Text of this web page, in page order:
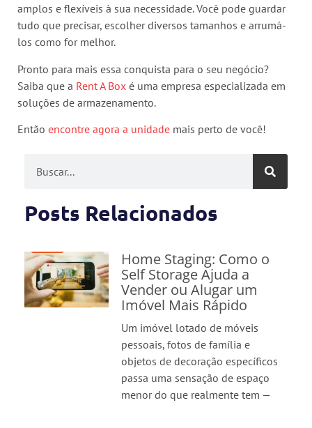
amplos e flexíveis à sua necessidade. Você pode guardar
tudo que precisar, escolher diversos tamanhos e arrumá-
los como for melhor.
Pronto para mais essa conquista para o seu negócio?
Saiba que a Rent A Box é uma empresa especializada em
soluções de armazenamento.
Então encontre agora a unidade mais perto de você!
Posts Relacionados
Home Staging: Como o
Self Storage Ajuda a
Vender ou Alugar um
Imóvel Mais Rápido
Um imóvel lotado de móveis
pessoais, fotos de família e
objetos de decoração específicos
passa uma sensação de espaço
menor do que realmente tem —